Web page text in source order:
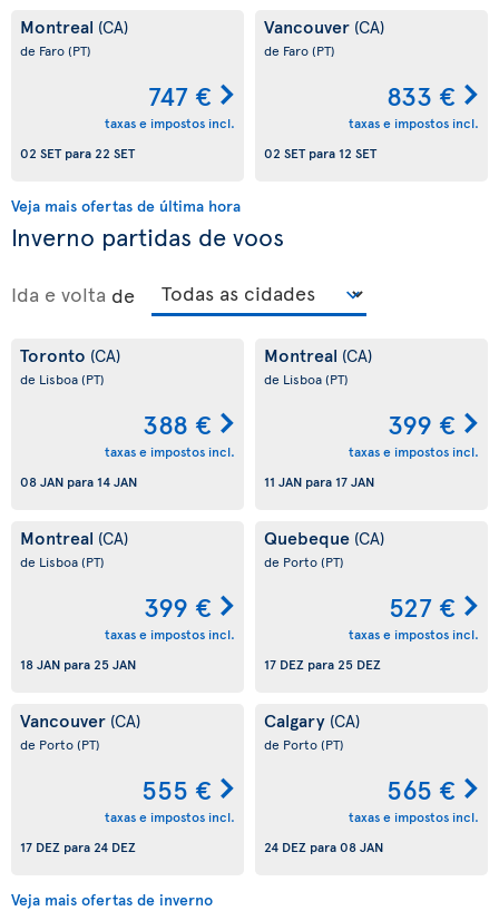
Montreal (CA)
de Faro(PT)
747 €
taxas e impostos incl.
02 SETpara22 SET
Vancouver (CA)
de Faro(PT)
833 €
taxas e impostos incl.
02 SETpara 12 SET
Veja mais ofertas de última hora
Inverno partidas de voos
Ida e volta de
Toronto (CA)
de Lisboa(PT)
388 €
taxas e impostos incl.
08 JAN para 14 JAN
Montreal (CA)
de Lisboa(PT)
399 €
taxas e impostos incl.
11 JAN para 17 JAN
Montreal (CA)
de Lisboa(PT)
399 €
taxas e impostos incl.
18 JAN para25 JAN
Quebeque (CA)
de Porto(PT)
527 €
taxas e impostos incl.
17 DEZ para25 DEZ
Vancouver (CA)
de Porto(PT)
555 €
taxas e impostos incl.
17 DEZ para24 DEZ
Calgary (CA)
de Porto(PT)
565 €
taxas e impostos incl.
24 DEZ para08 JAN
Veja mais ofertas de inverno